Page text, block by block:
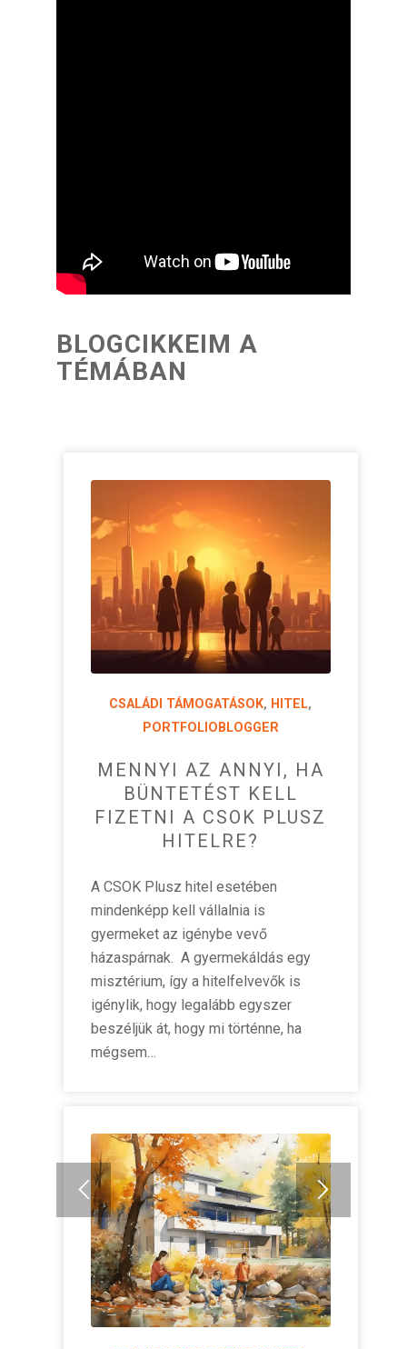
BLOGCIKKEIM A
TÉMÁBAN
CSALÁDI TÁMOGATÁSOK, HITEL,
PORTFOLIOBLOGGER
MENNYI AZ ANNYI, HA
BÜNTETÉST KELL
FIZETNI A CSOK PLUSZ
HITELRE?
A CSOK Plusz hitel esetében
mindenképp kell vállalnia is
gyermeket az igénybe vevő
házaspárnak. A gyermekáldás egy
misztérium, így a hitelfelvevők is
igénylik, hogy legalább egyszer
beszéljük át, hogy mi történne, ha
mégsem…